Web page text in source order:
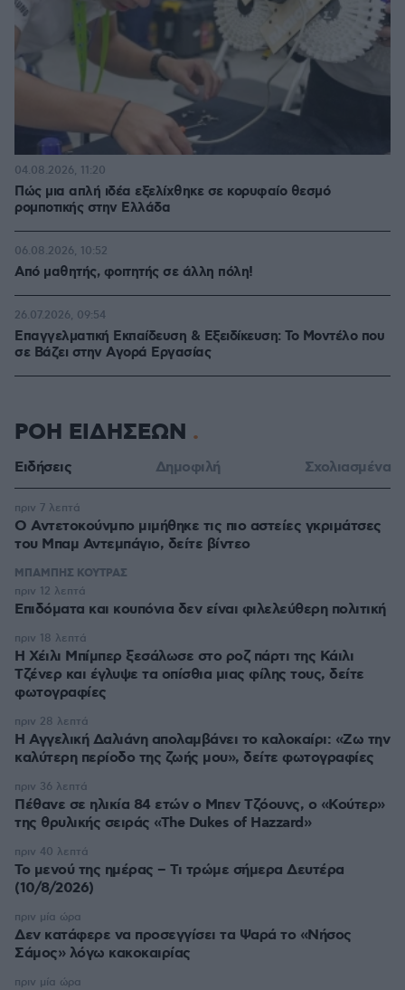
Πώς μια απλή ιδέα εξελίχθηκε σε κορυφαίο θεσμό
ρομποτικής στην Ελλάδα
04.08.2026, 11:20
Από μαθητής, φοιτητής σε άλλη πόλη!
06.08.2026, 10:52
Επαγγελματική Εκπαίδευση & Εξειδίκευση: Το Mοντέλο που
σε Bάζει στην Aγορά Eργασίας
26.07.2026, 09:54
ΡΟΗ ΕΙΔΗΣΕΩΝ
Ειδήσεις Δημοφιλή Σχολιασμένα
Ο Αντετοκούνμπο μιμήθηκε τις πιο αστείες γκριμάτσες
του Μπαμ Αντεμπάγιο, δείτε βίντεο
πριν 7 λεπτά
ΜΠΑΜΠΗΣ ΚΟΥΤΡΑΣ
Επιδόματα και κουπόνια δεν είναι φιλελεύθερη πολιτική
πριν 12 λεπτά
Η Χέιλι Μπίμπερ ξεσάλωσε στο ροζ πάρτι της Κάιλι
Τζένερ και έγλυψε τα οπίσθια μιας φίλης τους, δείτε
φωτογραφίες
πριν 18 λεπτά
Η Αγγελική Δαλιάνη απολαμβάνει το καλοκαίρι: «Ζω την
καλύτερη περίοδο της ζωής μου», δείτε φωτογραφίες
πριν 28 λεπτά
Πέθανε σε ηλικία 84 ετών ο Μπεν Τζόουνς, ο «Κούτερ»
της θρυλικής σειράς «The Dukes of Hazzard»
πριν 36 λεπτά
Το μενού της ημέρας – Τι τρώμε σήμερα Δευτέρα
(10/8/2026)
πριν 40 λεπτά
Δεν κατάφερε να προσεγγίσει τα Ψαρά το «Νήσος
Σάμος» λόγω κακοκαιρίας
πριν μία ώρα
πριν μία ώρα